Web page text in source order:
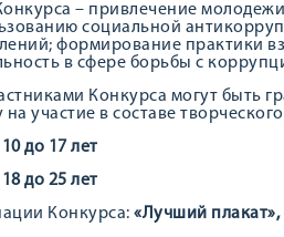
– привлечение
социальной
формирование практики
в сфере борьбы с
Конкурса могут быть
на участие в составе
до 17 лет
до 25 лет
Конкурса: «Лучший